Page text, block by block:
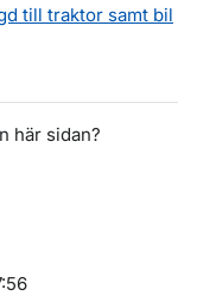
till traktor samt bil
här sidan?